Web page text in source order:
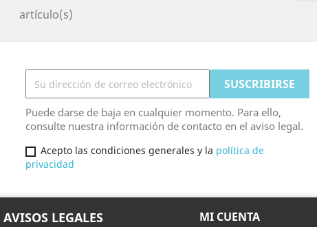
artículo(s)
Puede darse de baja en cualquier momento. Para ello,
consulte nuestra información de contacto en el aviso legal.
Acepto las condiciones generales y la política de
privacidad
AVISOS LEGALES MI CUENTA